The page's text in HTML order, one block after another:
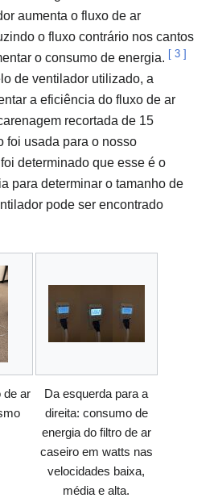
aumenta o fluxo de ar
o fluxo contrário nos cantos
o consumo de energia. [ 3 ]
de ventilador utilizado, a
a eficiência do fluxo de ar
recortada de 15
foi usada para o nosso
determinado que esse é o
para determinar o tamanho de
pode ser encontrado
de ar
Da esquerda para a
direita: consumo de
energia do filtro de ar
caseiro em watts nas
velocidades baixa,
média e alta.